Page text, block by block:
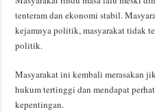
tenteram dan ekonomi stabil.
kejamnya politik, masyarakat tidak
politik.
Masyarakat ini kembali merasakan
hukum tertinggi dan mendapat
kepentingan.